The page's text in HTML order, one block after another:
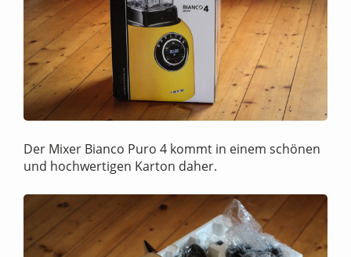
Der Mixer Bianco Puro 4 kommt in einem schönen
und hochwertigen Karton daher.